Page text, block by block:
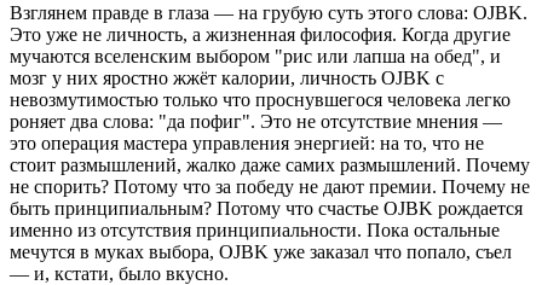
Взглянем правде в глаза — на грубую суть этого слова: OJBK.
Это уже не личность, а жизненная философия. Когда другие
мучаются вселенским выбором "рис или лапша на обед", и
мозг у них яростно жжёт калории, личность OJBK с
невозмутимостью только что проснувшегося человека легко
роняет два слова: "да пофиг". Это не отсутствие мнения —
это операция мастера управления энергией: на то, что не
стоит размышлений, жалко даже самих размышлений. Почему
не спорить? Потому что за победу не дают премии. Почему не
быть принципиальным? Потому что счастье OJBK рождается
именно из отсутствия принципиальности. Пока остальные
мечутся в муках выбора, OJBK уже заказал что попало, съел
— и, кстати, было вкусно.